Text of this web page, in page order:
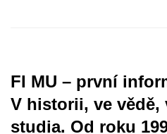
FI MU – první
V historii, ve vědě,
studia. Od roku